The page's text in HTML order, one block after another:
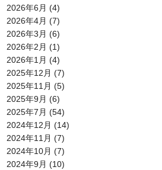
2026年6月 (4)
2026年4月 (7)
2026年3月 (6)
2026年2月 (1)
2026年1月 (4)
2025年12月 (7)
2025年11月 (5)
2025年9月 (6)
2025年7月 (54)
2024年12月 (14)
2024年11月 (7)
2024年10月 (7)
2024年9月 (10)